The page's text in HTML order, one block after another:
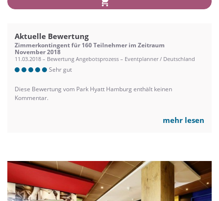
Aktuelle Bewertung
Zimmerkontingent für 160 Teilnehmer im Zeitraum
November 2018
11.03.2018 – Bewertung Angebotsprozess – Eventplanner / Deutschland
Sehr gut
Diese Bewertung vom Park Hyatt Hamburg enthält keinen
Kommentar.
mehr lesen